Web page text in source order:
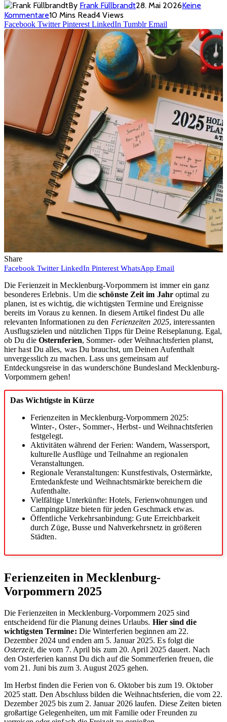
By Frank Füllbrandt28. Mai 2026Keine
Kommentare10 Mins Read4 Views
Facebook Twitter Pinterest LinkedIn Tumblr Email
Share
Facebook Twitter LinkedIn Pinterest WhatsApp Email
Die Ferienzeit in Mecklenburg-Vorpommern ist immer ein ganz
besonderes Erlebnis. Um dieschönste Zeit im Jahroptimal zu
planen, ist es wichtig, die wichtigsten Termine und Ereignisse
bereits im Voraus zu kennen. In diesem Artikel findest Du alle
relevanten Informationen zu den Ferienzeiten 2025, interessanten
Ausflugszielen und nützlichen Tipps für Deine Reiseplanung. Egal,
ob Du die Osternferien, Sommer- oder Weihnachtsferien planst,
hier hast Du alles, was Du brauchst, um Deinen Aufenthalt
unvergesslich zu machen. Lass uns gemeinsam auf
Entdeckungsreise in das wunderschöne Bundesland Mecklenburg-
Vorpommern gehen!
Das Wichtigste in Kürze
Ferienzeiten in Mecklenburg-Vorpommern 2025:
Winter-, Oster-, Sommer-, Herbst- und Weihnachtsferien
festgelegt.
Aktivitäten während der Ferien: Wandern, Wassersport,
kulturelle Ausflüge und Teilnahme an regionalen
Veranstaltungen.
Regionale Veranstaltungen: Kunstfestivals, Ostermärkte,
Erntedankfeste und Weihnachtsmärkte bereichern die
Aufenthalte.
Vielfältige Unterkünfte: Hotels, Ferienwohnungen und
Campingplätze bieten für jeden Geschmack etwas.
Öffentliche Verkehrsanbindung: Gute Erreichbarkeit
durch Züge, Busse und Nahverkehrsnetz in größeren
Städten.
Ferienzeiten in Mecklenburg-
Vorpommern 2025
Die Ferienzeiten in Mecklenburg-Vorpommern 2025 sind
entscheidend für die Planung deines Urlaubs. Hier sind die
wichtigsten Termine: Die Winterferien beginnen am 22.
Dezember 2024 und enden am 5. Januar 2025. Es folgt die
Osterzeit, die vom 7. April bis zum 20. April 2025 dauert. Nach
den Osterferien kannst Du dich auf die Sommerferien freuen, die
vom 21. Juni bis zum 3. August 2025 gehen.
Im Herbst finden die Ferien von 6. Oktober bis zum 19. Oktober
2025 statt. Den Abschluss bilden die Weihnachtsferien, die vom 22.
Dezember 2025 bis zum 2. Januar 2026 laufen. Diese Zeiten bieten
großartige Gelegenheiten, um mit Familie oder Freunden zu